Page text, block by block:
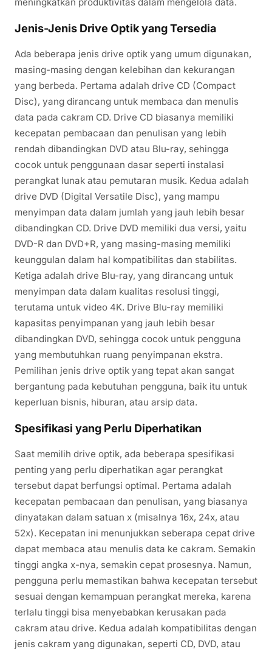
Jenis-Jenis Drive Optik yang Tersedia
Ada beberapa jenis drive optik yang umum digunakan,
masing-masing dengan kelebihan dan kekurangan
yang berbeda. Pertama adalah drive CD (Compact
Disc), yang dirancang untuk membaca dan menulis
data pada cakram CD. Drive CD biasanya memiliki
kecepatan pembacaan dan penulisan yang lebih
rendah dibandingkan DVD atau Blu-ray, sehingga
cocok untuk penggunaan dasar seperti instalasi
perangkat lunak atau pemutaran musik. Kedua adalah
drive DVD (Digital Versatile Disc), yang mampu
menyimpan data dalam jumlah yang jauh lebih besar
dibandingkan CD. Drive DVD memiliki dua versi, yaitu
DVD-R dan DVD+R, yang masing-masing memiliki
keunggulan dalam hal kompatibilitas dan stabilitas.
Ketiga adalah drive Blu-ray, yang dirancang untuk
menyimpan data dalam kualitas resolusi tinggi,
terutama untuk video 4K. Drive Blu-ray memiliki
kapasitas penyimpanan yang jauh lebih besar
dibandingkan DVD, sehingga cocok untuk pengguna
yang membutuhkan ruang penyimpanan ekstra.
Pemilihan jenis drive optik yang tepat akan sangat
bergantung pada kebutuhan pengguna, baik itu untuk
keperluan bisnis, hiburan, atau arsip data.
Spesifikasi yang Perlu Diperhatikan
Saat memilih drive optik, ada beberapa spesifikasi
penting yang perlu diperhatikan agar perangkat
tersebut dapat berfungsi optimal. Pertama adalah
kecepatan pembacaan dan penulisan, yang biasanya
dinyatakan dalam satuan x (misalnya 16x, 24x, atau
52x). Kecepatan ini menunjukkan seberapa cepat drive
dapat membaca atau menulis data ke cakram. Semakin
tinggi angka x-nya, semakin cepat prosesnya. Namun,
pengguna perlu memastikan bahwa kecepatan tersebut
sesuai dengan kemampuan perangkat mereka, karena
terlalu tinggi bisa menyebabkan kerusakan pada
cakram atau drive. Kedua adalah kompatibilitas dengan
jenis cakram yang digunakan, seperti CD, DVD, atau